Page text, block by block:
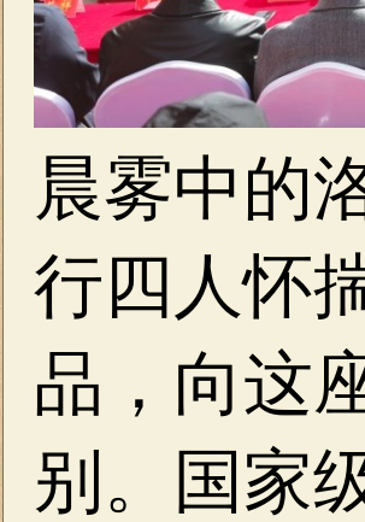
晨雾中的
行四人怀
品，向这
别。国家